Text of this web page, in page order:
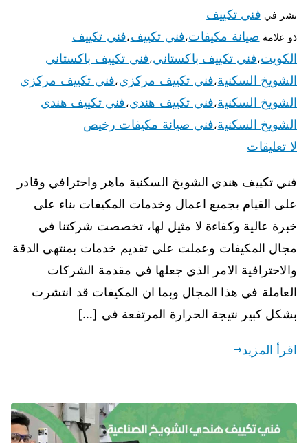
نشر في فني تكييف
ذو علامة صيانة مكيفات،فني تكييف،فني تكييف
الكويت،فني تكييف باكستاني،فني تكييف باكستاني
الشويخ السكنية،فني تكييف مركزي،فني تكييف مركزي
الشويخ السكنية،فني تكييف هندي،فني تكييف هندي
الشويخ السكنية،فني صيانة مكيفات رخيص
لا تعليقات
فني تكييف هندي الشويخ السكنية ماهر واحترافي وقادر
على القيام بجميع اعمال وخدمات المكيفات بناء على
خبرة عالية وكفاءة لا مثيل لها، تخصصت شركتنا في
مجال المكيفات وعملت على تقديم خدمات بمنتهى الدقة
والاحترافية الامر الذي جعلها في مقدمة الشركات
العاملة في هذا المجال وبما ان المكيفات قد انتشرت
بشكل كبير نتيجة الحرارة المرتفعة في […]
اقرأ المزيد